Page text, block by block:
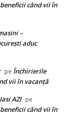
când vii în
–
aduc
pe Închirierile
vii în vacanță
AZI pe
când vii în